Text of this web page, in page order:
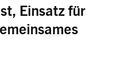
Einsatz für